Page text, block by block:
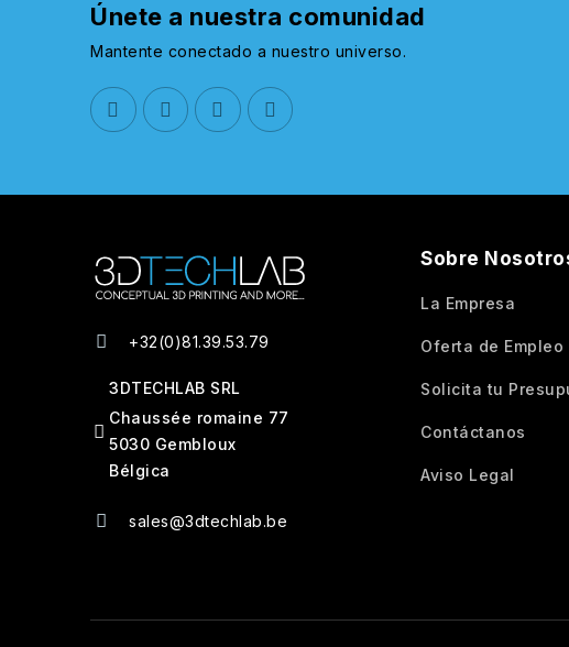
Únete a nuestra comunidad
Mantente conectado a nuestro universo.
+32(0)81.39.53.79
3DTECHLAB SRL
Chaussée romaine 77
5030 Gembloux
Bélgica
sales@3dtechlab.be
Sobre
La Empresa
Oferta de Empleo
Solicita tu
Contáctanos
Aviso Legal